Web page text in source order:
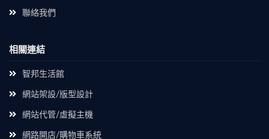
聯絡我們
相關連結
智邦生活館
網站架設/版型設計
網站代管/虛擬主機
網路開店/購物車系統